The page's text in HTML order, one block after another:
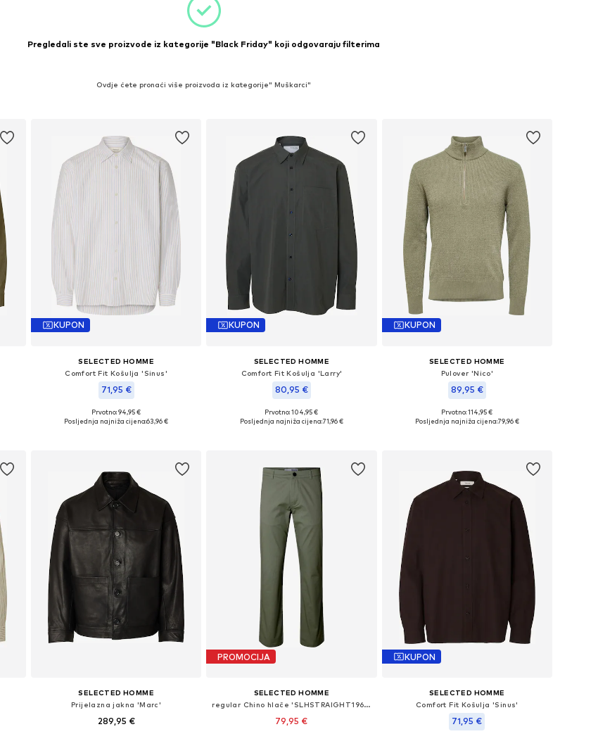
Pregledali ste sve proizvode iz kategorije "Black Friday" koji odgovaraju filterima
Ovdje ćete pronaći više proizvoda iz kategorije" Muškarci"
KUPON
SELECTED HOMME
Comfort Fit Košulja 'Sinus'
71,95 €
Dostupne veličine: S, M, L, XL, XXL
Prvotno: 94,95 €
Posljednja najniža cijena:63,96 €
KUPON
SELECTED HOMME
Comfort Fit Košulja 'Larry'
80,95 €
Dostupne veličine: S, M, L, XL, XXL
Prvotno: 104,95 €
Posljednja najniža cijena:71,96 €
KUPON
SELECTED HOMME
Pulover 'Nico'
89,95 €
Dostupne veličine: S, M, L, XL, XXL
Prvotno: 114,95 €
Posljednja najniža cijena:79,96 €
SELECTED HOMME
Prijelazna jakna 'Marc'
289,95 €
PROMOCIJA
SELECTED HOMME
regular Chino hlače 'SLHSTRAIGHT196-DAN'
79,95 €
KUPON
SELECTED HOMME
Comfort Fit Košulja 'Sinus'
71,95 €